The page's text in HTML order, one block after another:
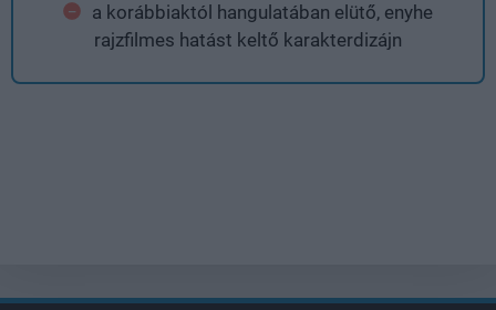
a korábbiaktól hangulatában elütő, enyhe
rajzfilmes hatást keltő karakterdizájn